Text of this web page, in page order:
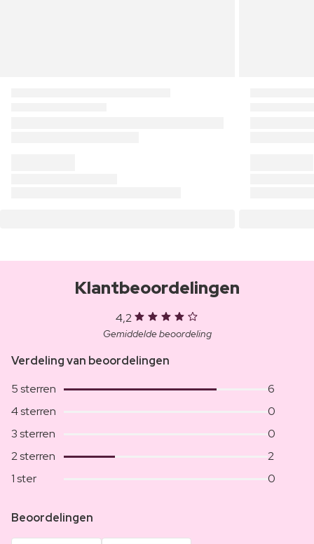
Klantbeoordelingen
4,2
Gemiddelde beoordeling
Verdeling van beoordelingen
5 sterren
6
4 sterren
0
3 sterren
0
2 sterren
2
1 ster
0
Beoordelingen